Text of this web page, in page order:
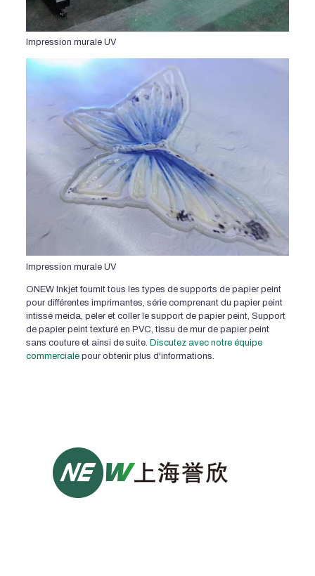
Impression murale UV
Impression murale UV
ONEW Inkjet fournit tous les types de supports de papier peint
pour différentes imprimantes, série comprenant du papier peint
intissé meida, peler et coller le support de papier peint, Support
de papier peint texturé en PVC, tissu de mur de papier peint
sans couture et ainsi de suite. Discutez avec notre équipe
commercialepour obtenir plus d'informations.